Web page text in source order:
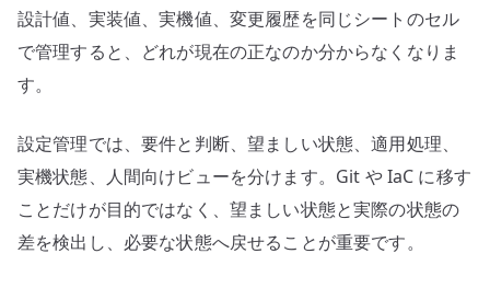
設計値、実装値、実機値、変更履歴を同じシートのセル
で管理すると、どれが現在の正なのか分からなくなりま
す。
設定管理では、要件と判断、望ましい状態、適用処理、
実機状態、人間向けビューを分けます。Git や IaC に移す
ことだけが目的ではなく、望ましい状態と実際の状態の
差を検出し、必要な状態へ戻せることが重要です。